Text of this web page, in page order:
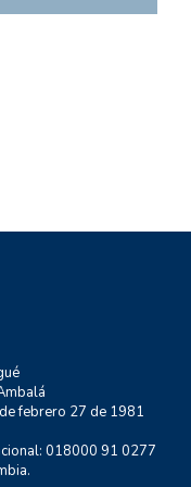
febrero 27 de 1981
018000 91 0277